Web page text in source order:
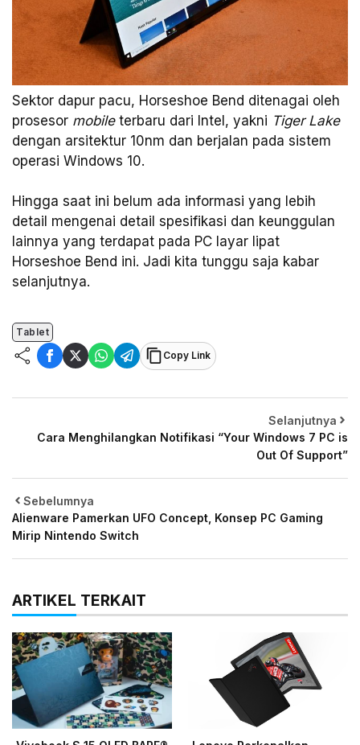
Sektor dapur pacu, Horseshoe Bend ditenagai oleh
prosesor mobile terbaru dari Intel, yakni Tiger Lake
dengan arsitektur 10nm dan berjalan pada sistem
operasi Windows 10.
Hingga saat ini belum ada informasi yang lebih
detail mengenai detail spesifikasi dan keunggulan
lainnya yang terdapat pada PC layar lipat
Horseshoe Bend ini. Jadi kita tunggu saja kabar
selanjutnya.
Tablet
Copy Link
Sebelumnya
Alienware Pamerkan UFO Concept, Konsep PC Gaming
Mirip Nintendo Switch
Selanjutnya
Cara Menghilangkan Notifikasi “Your Windows 7 PC is
Out Of Support”
ARTIKEL TERKAIT